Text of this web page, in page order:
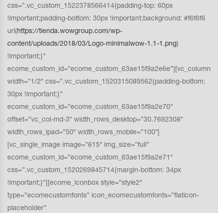
css=”.vc_custom_1522378566414{padding-top: 60px
!important;padding-bottom: 30px !important;background: #f6f6f6
url(https://tienda.wowgroup.com/wp-
content/uploads/2018/03/Logo-minimalwow-1.1-1.png )
!important;}”
ecome_custom_id=”ecome_custom_63ae15f9a2e6e”][vc_column
width=”1/2″ css=”.vc_custom_1520315089562{padding-bottom:
30px !important;}”
ecome_custom_id=”ecome_custom_63ae15f9a2e70″
offset=”vc_col-md-3″ width_rows_desktop=”30.7692308″
width_rows_ipad=”50″ width_rows_mobile=”100″]
[vc_single_image image=”615″ img_size=”full”
ecome_custom_id=”ecome_custom_63ae15f9a2e71″
css=”.vc_custom_1520269845714{margin-bottom: 34px
!important;}”][ecome_iconbox style=”style2″
type=”ecomecustomfonts” icon_ecomecustomfonts=”flaticon-
placeholder”